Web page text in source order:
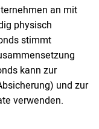
an mit
physisch
stimmt
kann zur
und zur
verwenden.